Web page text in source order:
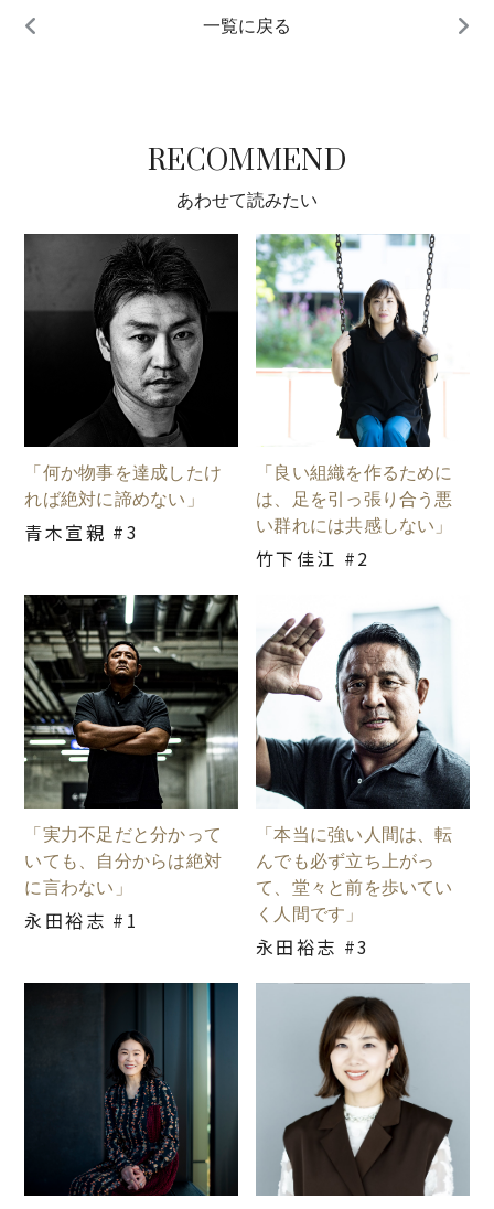
一覧に戻る
RECOMMEND
あわせて読みたい
「何か物事を達成したけ
れば絶対に諦めない」
青木宣親 #3
「良い組織を作るために
は、足を引っ張り合う悪
い群れには共感しない」
竹下佳江 #2
「実力不足だと分かって
いても、自分からは絶対
に言わない」
永田裕志 #1
「本当に強い人間は、転
んでも必ず立ち上がっ
て、堂々と前を歩いてい
く人間です」
永田裕志 #3